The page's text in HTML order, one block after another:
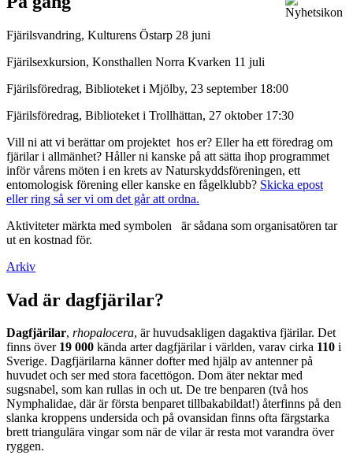
Fjärilsvandring, Kulturens Östarp 28 juni
Fjärilsexkursion, Konsthallen Norra Kvarken 11 juli
Fjärilsföredrag, Biblioteket i Mjölby, 23 september 18:00
Fjärilsföredrag, Biblioteket i Trollhättan, 27 oktober 17:30
Vill ni att vi berättar om projektet hos er? Eller ha ett föredrag om
fjärilar i allmänhet? Håller ni kanske på att sätta ihop programmet
inför vårens möten i en krets av Naturskyddsföreningen, ett
entomologisk förening eller kanske en fågelklubb? Skicka epost
eller ring så ser vi om det går att ordna.
Aktiviteter märkta med symbolen
är sådana som organisatören tar
ut en kostnad för.
Arkiv
Vad är dagfjärilar?
Dagfjärilar, rhopalocera, är huvudsakligen dagaktiva fjärilar. Det
finns över 19 000 kända arter dagfjärilar i världen, varav cirka 110 i
Sverige. Dagfjärilarna känner dofter med hjälp av antenner på
huvudet och ser med stora facettögon. Dom äter nektar med
sugsnabel, som kan rullas in och ut. De tre benparen (två hos
Nymphalidae, där är första benparet tillbakabildat!) återfinns på den
slanka kroppens undersida och på ovansidan finns ofta färgstarka
brett triangulära vingar som när de vilar är resta mot varandra över
ryggen.